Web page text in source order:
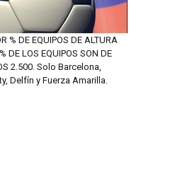
% DE EQUIPOS DE ALTURA
DE LOS EQUIPOS SON DE
2.500. Solo Barcelona,
Delfín y Fuerza Amarilla.